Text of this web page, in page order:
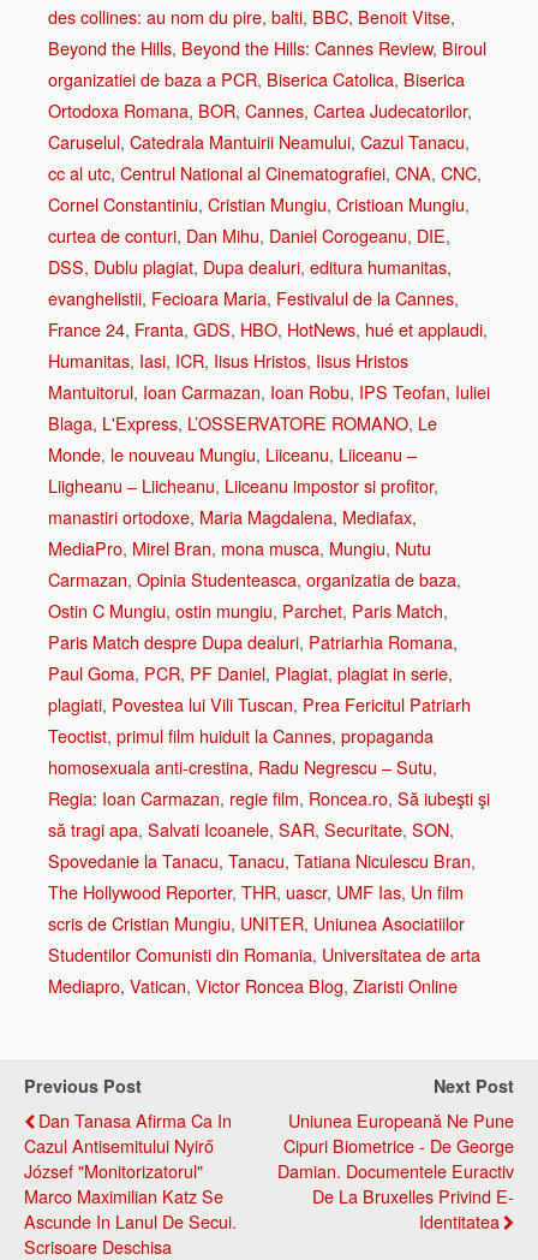
des collines: au nom du pire, balti, BBC, Benoit Vitse,
Beyond the Hills, Beyond the Hills: Cannes Review, Biroul
organizatiei de baza a PCR, Biserica Catolica, Biserica
Ortodoxa Romana, BOR, Cannes, Cartea Judecatorilor,
Caruselul, Catedrala Mantuirii Neamului, Cazul Tanacu,
cc al utc, Centrul National al Cinematografiei, CNA, CNC,
Cornel Constantiniu, Cristian Mungiu, Cristioan Mungiu,
curtea de conturi, Dan Mihu, Daniel Corogeanu, DIE,
DSS, Dublu plagiat, Dupa dealuri, editura humanitas,
evanghelistii, Fecioara Maria, Festivalul de la Cannes,
France 24, Franta, GDS, HBO, HotNews, hué et applaudi,
Humanitas, Iasi, ICR, Iisus Hristos, Iisus Hristos
Mantuitorul, Ioan Carmazan, Ioan Robu, IPS Teofan, Iuliei
Blaga, L'Express, L’OSSERVATORE ROMANO, Le
Monde, le nouveau Mungiu, Liiceanu, Liiceanu –
Liigheanu – Liicheanu, Liiceanu impostor si profitor,
manastiri ortodoxe, Maria Magdalena, Mediafax,
MediaPro, Mirel Bran, mona musca, Mungiu, Nutu
Carmazan, Opinia Studenteasca, organizatia de baza,
Ostin C Mungiu, ostin mungiu, Parchet, Paris Match,
Paris Match despre Dupa dealuri, Patriarhia Romana,
Paul Goma, PCR, PF Daniel, Plagiat, plagiat in serie,
plagiati, Povestea lui Vili Tuscan, Prea Fericitul Patriarh
Teoctist, primul film huiduit la Cannes, propaganda
homosexuala anti-crestina, Radu Negrescu – Sutu,
Regia: Ioan Carmazan, regie film, Roncea.ro, Să iubeşti şi
să tragi apa, Salvati Icoanele, SAR, Securitate, SON,
Spovedanie la Tanacu, Tanacu, Tatiana Niculescu Bran,
The Hollywood Reporter, THR, uascr, UMF Ias, Un film
scris de Cristian Mungiu, UNITER, Uniunea Asociatiilor
Studentilor Comunisti din Romania, Universitatea de arta
Mediapro, Vatican, Victor Roncea Blog, Ziaristi Online
Previous Post
Dan Tanasa Afirma Ca In
Cazul Antisemitului Nyirő
József "monitorizatorul"
Marco Maximilian Katz Se
Ascunde In Lanul De Secui.
Scrisoare Deschisa
Next Post
Uniunea Europeană Ne Pune
Cipuri Biometrice - De George
Damian. Documentele Euractiv
De La Bruxelles Privind E-
Identitatea